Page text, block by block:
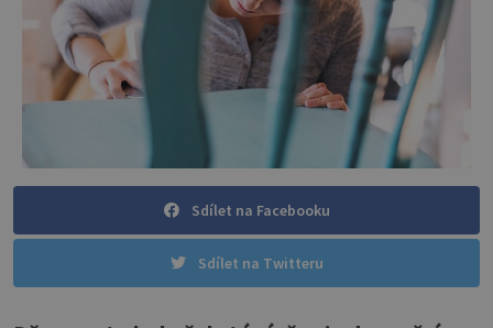
Sdílet na Facebooku
Sdílet na Twitteru